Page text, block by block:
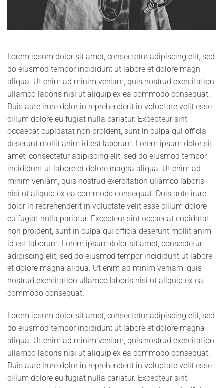
Lorem ipsum dolor sit amet, consectetur adipiscing elit, sed
do eiusmod tempor incididunt ut labore et dolore magn
aliqua. Ut enim ad minim veniam, quis nostrud exercitation
ullamco laboris nisi ut aliquip ex ea commodo consequat.
Duis aute irure dolor in reprehenderit in voluptate velit esse
cillum dolore eu fugiat nulla pariatur. Excepteur sint
occaecat cupidatat non proident, sunt in culpa qui officia
deserunt mollit anim id est laborum. Lorem ipsum dolor sit
amet, consectetur adipiscing elit, sed do eiusmod tempor
incididunt ut labore et dolore magna aliqua. Ut enim ad
minim veniam, quis nostrud exercitation ullamco laboris
nisi ut aliquip ex ea commodo consequat. Duis aute irure
dolor in reprehenderit in voluptate velit esse cillum dolore
eu fugiat nulla pariatur. Excepteur sint occaecat cupidatat
non proident, sunt in culpa qui officia deserunt mollit anim
id est laborum. Lorem ipsum dolor sit amet, consectetur
adipiscing elit, sed do eiusmod tempor incididunt ut labore
et dolore magna aliqua. Ut enim ad minim veniam, quis
nostrud exercitation ullamco laboris nisi ut aliquip ex ea
commodo consequat.
Lorem ipsum dolor sit amet, consectetur adipiscing elit, sed
do eiusmod tempor incididunt ut labore et dolore magna
aliqua. Ut enim ad minim veniam, quis nostrud exercitation
ullamco laboris nisi ut aliquip ex ea commodo consequat.
Duis aute irure dolor in reprehenderit in voluptate velit esse
cillum dolore eu fugiat nulla pariatur. Excepteur sint